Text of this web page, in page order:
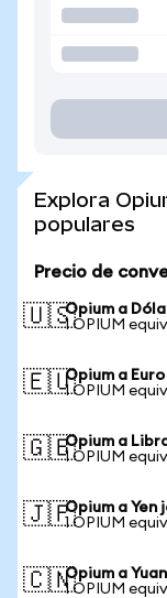
Explora
populares
Precio de
🇺🇸Opium a
1 OPIUM
🇪🇺Opium a Euro
1 OPIUM
🇬🇧Opium a
1 OPIUM
🇯🇵Opium a Yen
1 OPIUM
🇨🇳Opium a
1 OPIUM